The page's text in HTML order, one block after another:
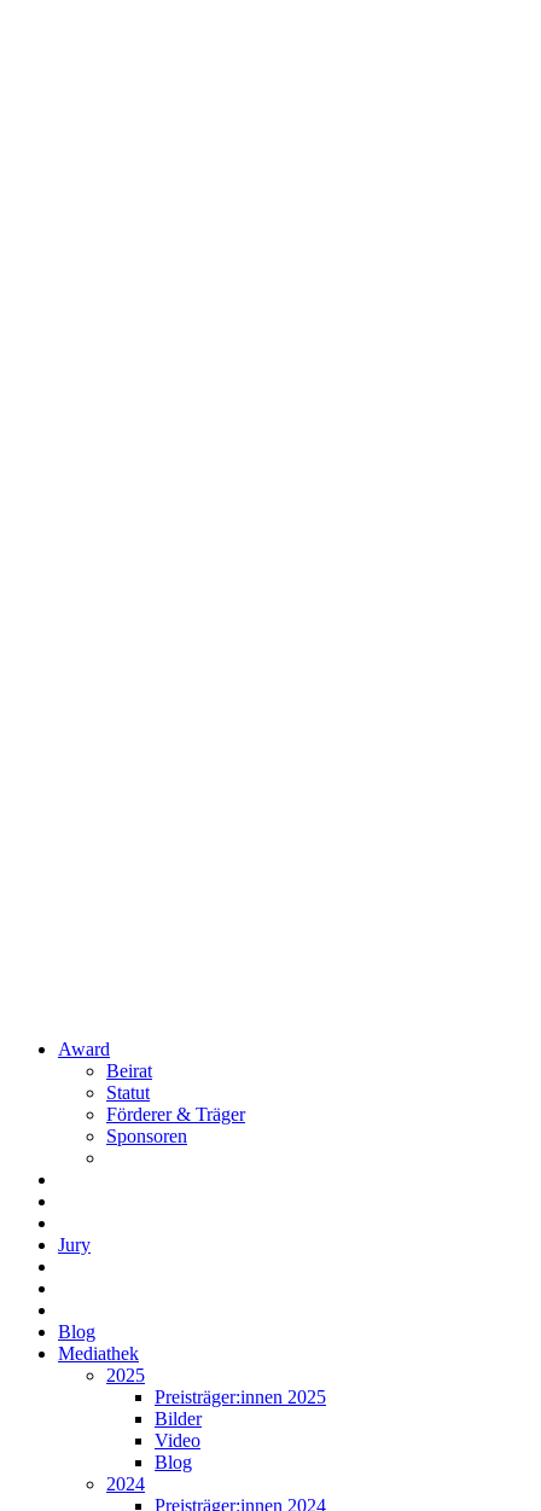
Award
Beirat
Statut
Förderer & Träger
Sponsoren
Jury
Blog
Mediathek
2025
Preisträger:innen 2025
Bilder
Video
Blog
2024
Preisträger:innen 2024